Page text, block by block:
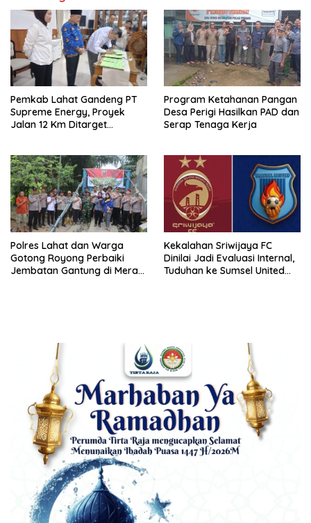
Pemkab Lahat Gandeng PT
Supreme Energy, Proyek
Jalan 12 Km Ditarget
Program Ketahanan Pangan
Desa Perigi Hasilkan PAD dan
Serap Tenaga Kerja
Polres Lahat dan Warga
Gotong Royong Perbaiki
Jembatan Gantung di Merapi
Kekalahan Sriwijaya FC
Dinilai Jadi Evaluasi Internal,
Tuduhan ke Sumsel United